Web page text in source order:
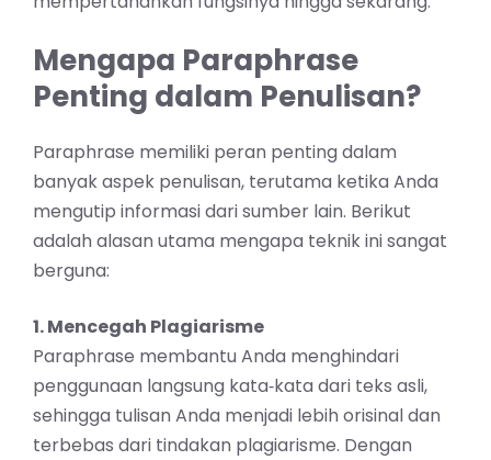
Mengapa Paraphrase
Penting dalam Penulisan?
Paraphrase memiliki peran penting dalam
banyak aspek penulisan, terutama ketika Anda
mengutip informasi dari sumber lain. Berikut
adalah alasan utama mengapa teknik ini sangat
berguna:
1. Mencegah Plagiarisme
Paraphrase membantu Anda menghindari
penggunaan langsung kata‑kata dari teks asli,
sehingga tulisan Anda menjadi lebih orisinal dan
terbebas dari tindakan plagiarisme. Dengan